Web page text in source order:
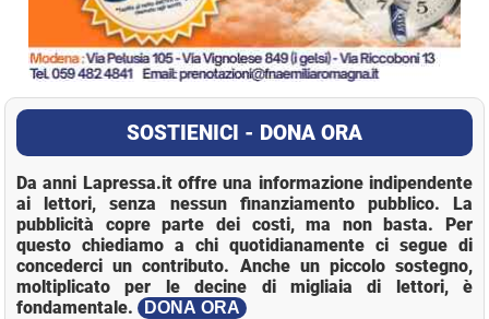
SOSTIENICI - DONA ORA
Da anni Lapressa.it offre una informazione indipendente
ai lettori, senza nessun finanziamento pubblico. La
pubblicità copre parte dei costi, ma non basta. Per
questo chiediamo a chi quotidianamente ci segue di
concederci un contributo. Anche un piccolo sostegno,
moltiplicato per le decine di migliaia di lettori, è
fondamentale.
DONA ORA